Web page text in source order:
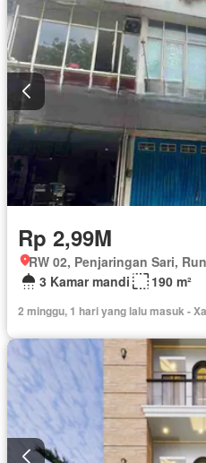
Rp 2,99M
RW 02, Penjaringan Sari,
3 Kamar mandi
190 m²
2 minggu, 1 hari yang lalu masuk -